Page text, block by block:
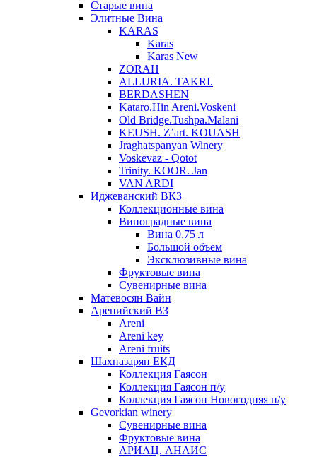
Старые вина
Элитные Вина
KARAS
Karas
Karas New
ZORAH
ALLURIA. TAKRI.
BERDASHEN
Kataro.Hin Areni.Voskeni
Old Bridge.Tushpa.Malani
KEUSH. Z’art. KOUASH
Jraghatspanyan Winery
Voskevaz - Qotot
Trinity. KOOR. Jan
VAN ARDI
Иджеванский ВКЗ
Коллекционные вина
Виноградные вина
Вина 0,75 л
Большой объем
Эксклюзивные вина
Фруктовые вина
Cувенирные вина
Матевосян Вайн
Аренийский ВЗ
Areni
Areni key
Areni fruits
Шахназарян ЕКД
Коллекция Гаясон
Коллекция Гаясон п/у
Коллекция Гаясон Новогодняя п/у
Gevorkian winery
Сувенирные вина
Фруктовые вина
АРИАЦ. АНАИС